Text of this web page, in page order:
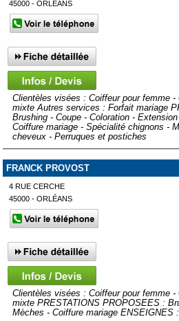
45000 - ORLÉANS
Clientèles visées : Coiffeur pour femme -
mixte Autres services : Forfait mariage
Brushing - Coupe - Coloration -
Coiffure mariage - Spécialité chignons -
cheveux - Perruques et postiches
FRANCK PROVOST
4 RUE CERCHE
45000 - ORLÉANS
Clientèles visées : Coiffeur pour femme -
mixte PRESTATIONS PROPOSEES :
Mèches - Coiffure mariage ENSEIGNES